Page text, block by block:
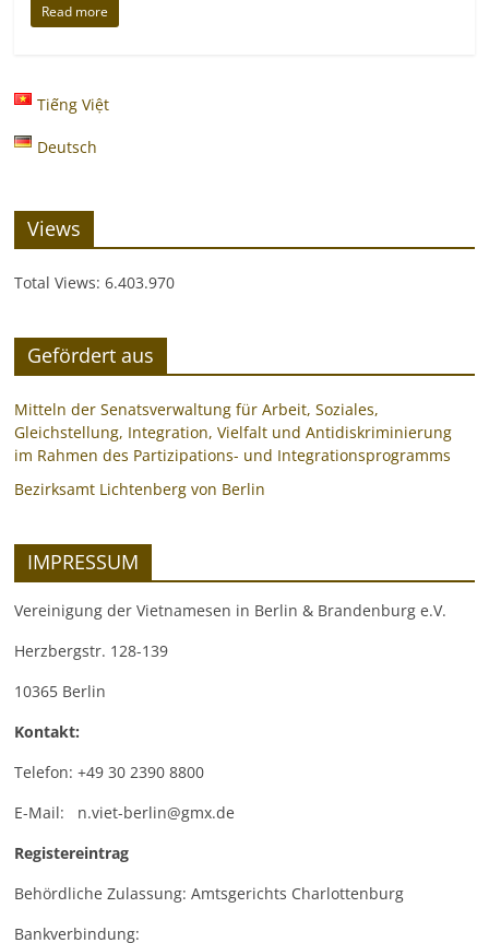
Read more
Tiếng Việt
Deutsch
Views
Total Views:6.403.970
Gefördert aus
Mitteln der Senatsverwaltung für Arbeit, Soziales,
Gleichstellung, Integration, Vielfalt und Antidiskriminierung
im Rahmen des Partizipations- und Integrationsprogramms
Bezirksamt Lichtenberg von Berlin
IMPRESSUM
Vereinigung der Vietnamesen in Berlin & Brandenburg e.V.
Herzbergstr. 128-139
10365 Berlin
Kontakt:
Telefon: +49 30 2390 8800
E-Mail: n.viet-berlin@gmx.de
Registereintrag
Behördliche Zulassung: Amtsgerichts Charlottenburg
Bankverbindung: